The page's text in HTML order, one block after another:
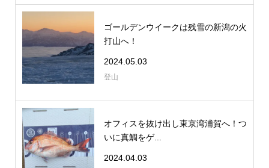
ゴールデンウイークは残雪の新潟の火
打山へ！
2024.05.03
登山
オフィスを抜け出し東京湾浦賀へ！つ
いに真鯛をゲ...
2024.04.03